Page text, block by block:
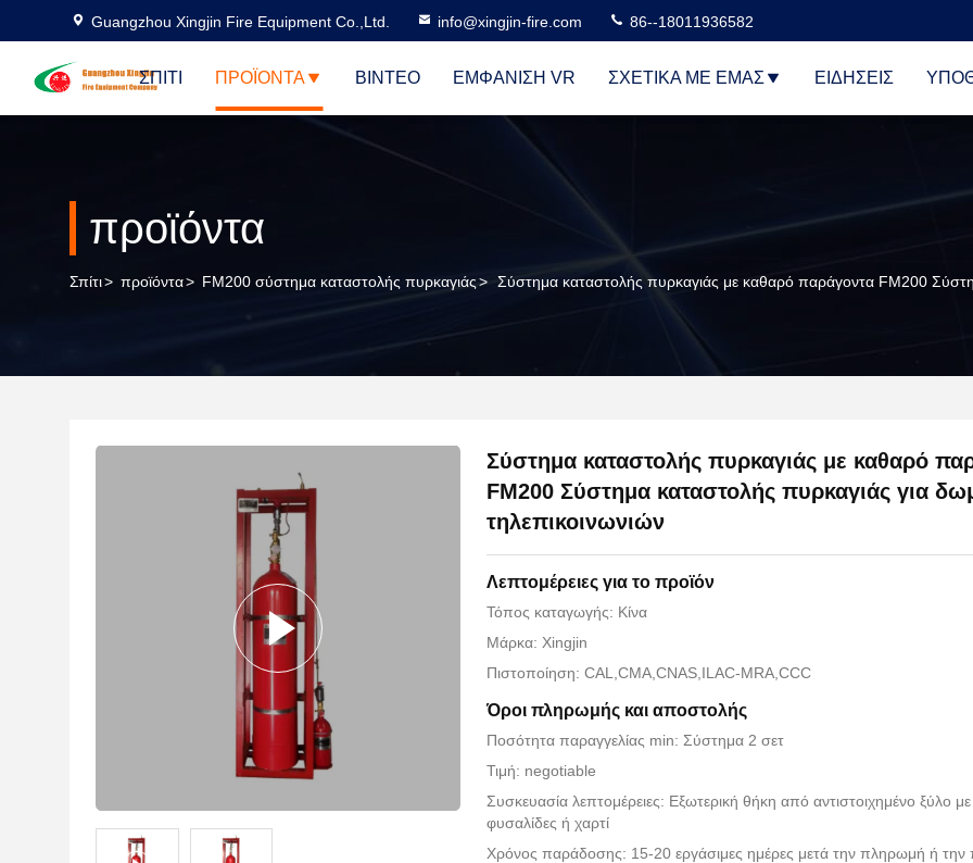
Guangzhou Xingjin Fire Equipment Co.,Ltd. info@xingjin-fire.com 86--18011936582
ΣΠΊΤΙ ΠΡΟΪΌΝΤΑ ΒΊΝΤΕΟ ΕΜΦΆΝΙΣΗ VR ΣΧΕΤΙΚΆ ΜΕ ΕΜΆΣ ΕΙΔΉΣΕΙΣ
προϊόντα
Σπίτι> προϊόντα> FM200 σύστημα καταστολής πυρκαγιάς> Σύστημα καταστολής πυρκαγιάς με καθαρό παράγοντα FM200
Σύστημα καταστολής πυρκαγιάς με καθαρό
FM200 Σύστημα καταστολής πυρκαγιάς για
τηλεπικοινωνιών
Λεπτομέρειες για το προϊόν
Τόπος καταγωγής: Κίνα
Μάρκα: Xingjin
Πιστοποίηση: CAL,CMA,CNAS,ILAC-MRA,CCC
Όροι πληρωμής και αποστολής
Ποσότητα παραγγελίας min: Σύστημα 2 σετ
Τιμή: negotiable
Συσκευασία λεπτομέρειες: Εξωτερική θήκη από αντιστοιχημένο ξύλο
φυσαλίδες ή χαρτί
Χρόνος παράδοσης: 15-20 εργάσιμες ημέρες μετά την πληρωμή ή την